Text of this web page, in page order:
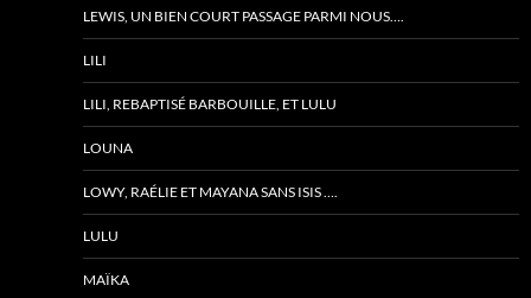
LEWIS, UN BIEN COURT PASSAGE PARMI NOUS….
LILI
LILI, REBAPTISÉ BARBOUILLE, ET LULU
LOUNA
LOWY, RAÉLIE ET MAYANA SANS ISIS ….
LULU
MAÏKA